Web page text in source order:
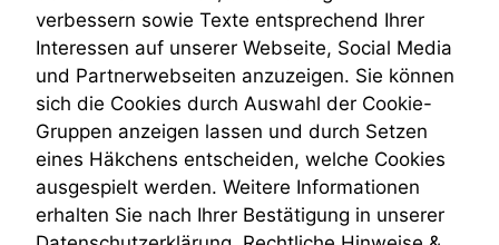
VRK
Wiederherstellungsanordnung
Zivilprozessordnung
ZPO
Zustellfiktion
Zuständigkeit
Öffentliches Personalrecht
Öffentlichkeitsprinzip
verbessern sowie Texte entsprechend Ihrer
Interessen auf unserer Webseite, Social Media
und Partnerwebseiten anzuzeigen. Sie können
sich die Cookies durch Auswahl der Cookie-
Gruppen anzeigen lassen und durch Setzen
eines Häkchens entscheiden, welche Cookies
ausgespielt werden. Weitere Informationen
erhalten Sie nach Ihrer Bestätigung in unserer
Marketing
Wir speichern
anonyme Daten ab,
um interne
marketingtechnische
Auswertungen
durchführen zu
können. Diese helfen
uns, unsere Website
zu verbessern.